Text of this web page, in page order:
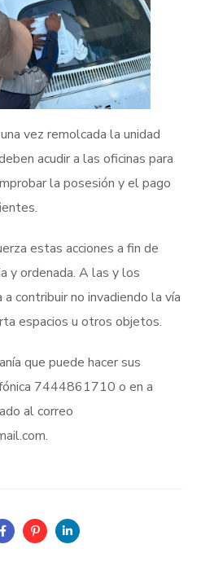
vez remolcada la unidad
acudir a las oficinas para
la posesión y el pago
estas acciones a fin de
y ordenada. A las y los
contribuir no invadiendo la vía
espacios u otros objetos.
que puede hacer sus
7444861710 o en a
al correo